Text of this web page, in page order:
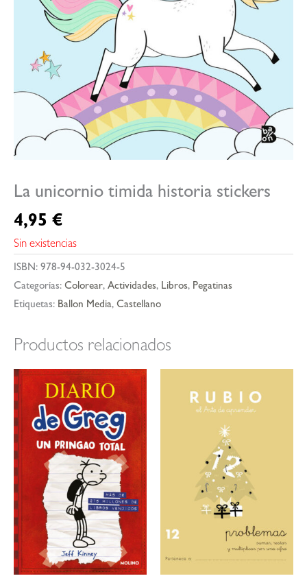
La unicornio timida historia stickers
4,95 €
Sin existencias
ISBN: 978-94-032-3024-5
Categorías: Colorear, Actividades, Libros, Pegatinas
Etiquetas: Ballon Media, Castellano
Productos relacionados